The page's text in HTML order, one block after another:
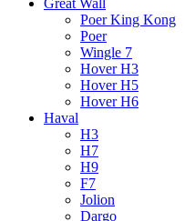
Poer King Kong
Poer
Wingle 7
Hover H3
Hover H5
Hover H6
Haval
H3
H7
H9
F7
Jolion
Dargo